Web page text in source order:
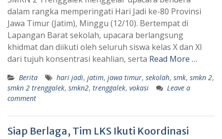
dalam rangka memperingati Hari Jadi ke-80 Provinsi
Jawa Timur (Jatim), Minggu (12/10). Bertempat di
Lapangan Barat sekolah, upacara berlangsung
khidmat dan diikuti oleh seluruh siswa kelas X dan XI
dari tujuh konsentrasi keahlian, serta Read More …
Berita hari jadi, jatim, jawa timur, sekolah, smk, smkn 2,
smkn 2 trenggalek, smkn2, trenggalek, vokasi
Leave a
comment
Siap Berlaga, Tim LKS Ikuti Koordinasi